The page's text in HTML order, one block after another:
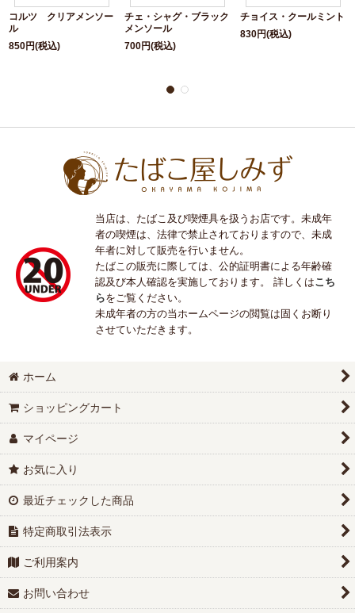
コルツ クリアメンソー
ル
850円(税込)
チェ・シャグ・ブラック
メンソール
700円(税込)
チョイス・クールミント
830円(税込)
当店は、たばこ及び喫煙具を扱うお店です。未成年
者の喫煙は、法律で禁止されておりますので、未成
年者に対して販売を行いません。
たばこの販売に際しては、公的証明書による年齢確
認及び本人確認を実施しております。 詳しくはこち
らをご覧ください。
未成年者の方の当ホームページの閲覧は固くお断り
させていただきます。
ホーム
ショッピングカート
マイページ
お気に入り
最近チェックした商品
特定商取引法表示
ご利用案内
お問い合わせ